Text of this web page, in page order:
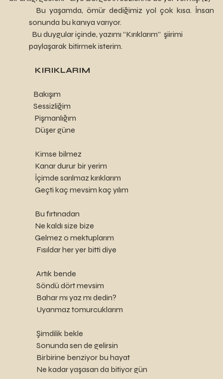
sonunda bu kanıya varıyor.
paylaşarak bitirmek isterim.
   KIRIKLARIM
   Bakışım
   Sessizliğim
    Pişmanlığım
    Düşer güne
    Kimse bilmez
    Kanar durur bir yerim
    İçimde sarılmaz kırıklarım
    Geçti kaç mevsim kaç yılım
    Bu fırtınadan
    Ne kaldı size bize
    Gelmez o mektuplarım
     Fısıldar her yer bitti diye
     Artık bende
     Söndü dört mevsim
     Bahar mı yaz mı dedin?
     Uyanmaz tomurcuklarım
     Şimdilik bekle
     Sonunda sen de gelirsin
     Birbirine benziyor bu hayat
     Ne kadar yaşasan da bitiyor gün